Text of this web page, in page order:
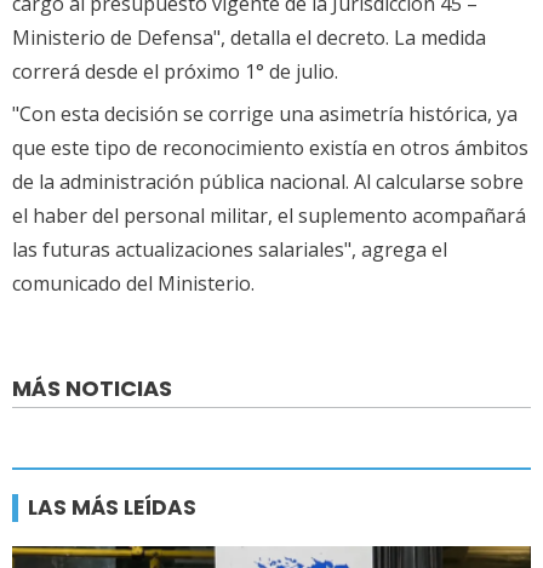
Ministerio de Defensa", detalla el decreto. La medida
correrá desde el próximo 1° de julio.
"Con esta decisión se corrige una asimetría histórica, ya
que este tipo de reconocimiento existía en otros ámbitos
de la administración pública nacional. Al calcularse sobre
el haber del personal militar, el suplemento acompañará
las futuras actualizaciones salariales", agrega el
comunicado del Ministerio.
MÁS NOTICIAS
LAS MÁS LEÍDAS